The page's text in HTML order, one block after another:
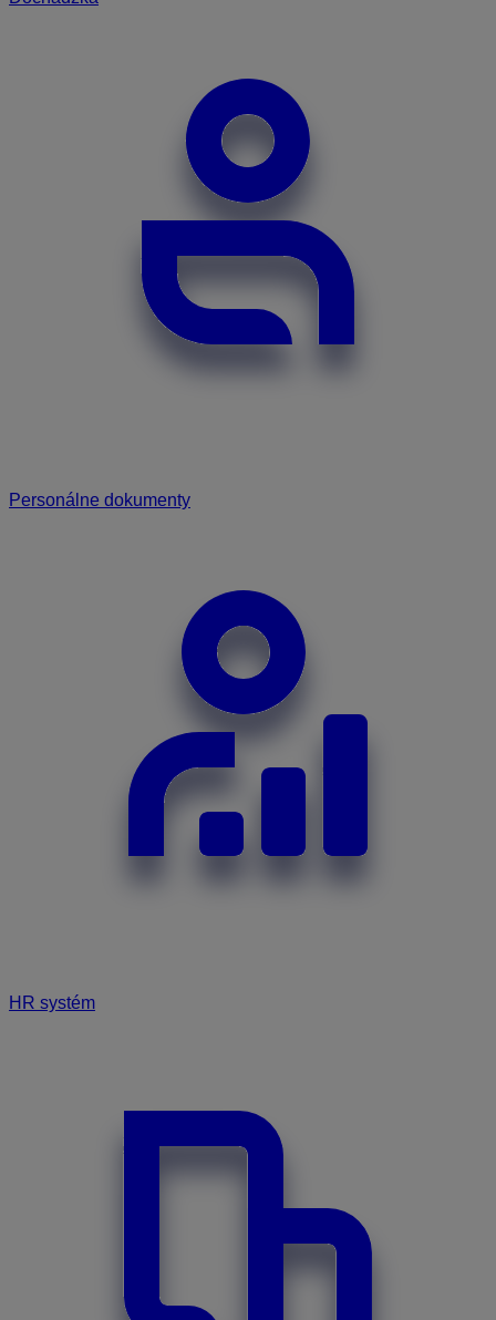
Personálne dokumenty
HR systém